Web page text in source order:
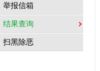
举报信箱
结果查询
扫黑除恶